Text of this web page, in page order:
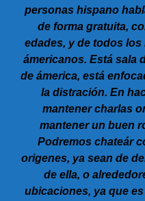
personas hispano
de forma gratuita,
edades, y de todos
ámericanos. Está sala
de ámerica, está
la distración. En
mantener charlas
mantener un buen
Podremos chateár
origenes, ya sean de
de ella, o
ubicaciones, ya que